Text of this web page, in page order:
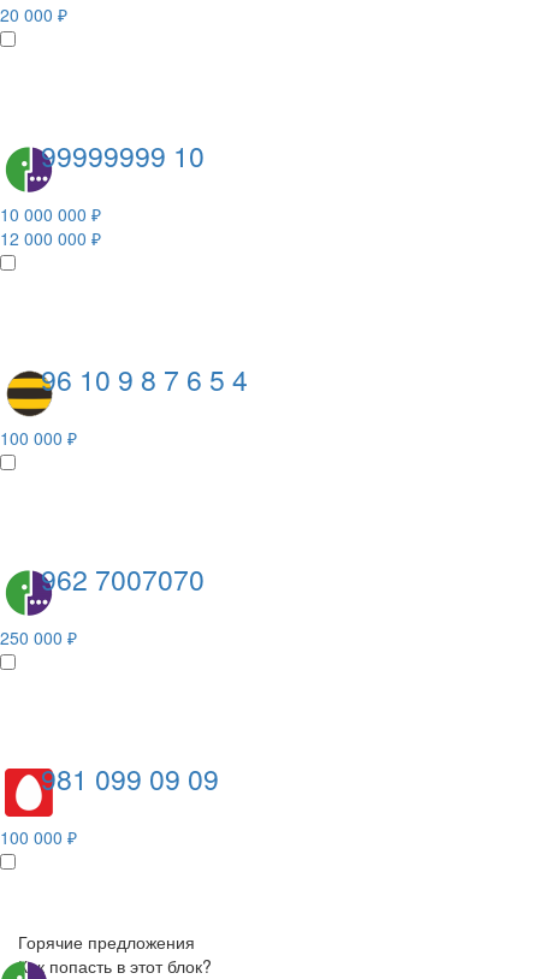
20 000 ₽
99999999 10
10 000 000 ₽
12 000 000 ₽
96 10 9 8 7 6 5 4
100 000 ₽
962 7007070
250 000 ₽
981 099 09 09
100 000 ₽
Горячие предложения
Как попасть в этот блок?